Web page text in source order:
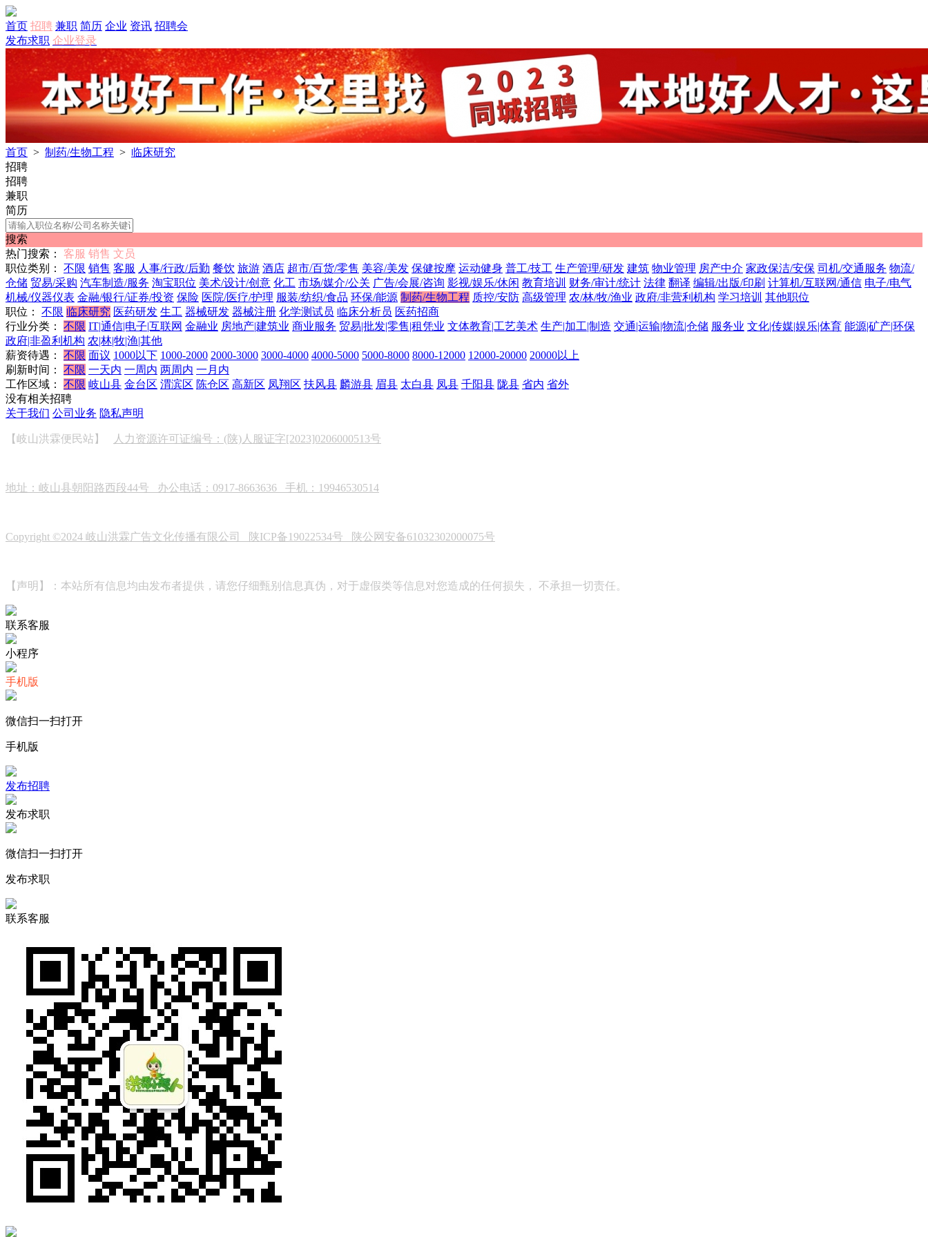
首页 招聘 兼职 简历 企业 资讯 招聘会
发布求职 企业登录
首页 > 制药/生物工程 > 临床研究
招聘
招聘
兼职
简历
搜索
热门搜索：
客服 销售 文员
职位类别：
不限 销售 客服 人事/行政/后勤 餐饮 旅游 酒店 超市/百货/零售 美容/美发 保健按摩 运动健身 普工/技工 生产管理/研发 建筑 物业管理 房产中介 家政保洁/安保 司机/交通服务 物流/
仓储 贸易/采购 汽车制造/服务 淘宝职位 美术/设计/创意 化工 市场/媒介/公关 广告/会展/咨询 影视/娱乐/休闲 教育培训 财务/审计/统计 法律 翻译 编辑/出版/印刷 计算机/互联网/通信 电子/电气
机械/仪器仪表 金融/银行/证券/投资 保险 医院/医疗/护理 服装/纺织/食品 环保/能源 制药/生物工程 质控/安防 高级管理 农/林/牧/渔业 政府/非营利机构 学习培训 其他职位
职位：
不限 临床研究 医药研发 生工 器械研发 器械注册 化学测试员 临床分析员 医药招商
行业分类：
不限 IT|通信|电子|互联网 金融业 房地产|建筑业 商业服务 贸易|批发|零售|租凭业 文体教育|工艺美术 生产|加工|制造 交通|运输|物流|仓储 服务业 文化|传媒|娱乐|体育 能源|矿产|环保
政府|非盈利机构 农|林|牧|渔|其他
薪资待遇：
不限 面议 1000以下 1000-2000 2000-3000 3000-4000 4000-5000 5000-8000 8000-12000 12000-20000 20000以上
刷新时间：
不限 一天内 一周内 两周内 一月内
工作区域：
不限 岐山县 金台区 渭滨区 陈仓区 高新区 凤翔区 扶风县 麟游县 眉县 太白县 凤县 千阳县 陇县 省内 省外
没有相关招聘
关于我们 公司业务 隐私声明
【岐山洪霖便民站】 人力资源许可证编号：(陕)人服证字[2023]0206000513号
地址：岐山县朝阳路西段44号 办公电话：0917-8663636 手机：19946530514
Copyright ©2024 岐山洪霖广告文化传播有限公司 陕ICP备19022534号 陕公网安备61032302000075号
【声明】：本站所有信息均由发布者提供，请您仔细甄别信息真伪，对于虚假类等信息对您造成的任何损失， 不承担一切责任。
联系客服
小程序
手机版
微信扫一扫打开
手机版
发布招聘
发布求职
微信扫一扫打开
发布求职
联系客服